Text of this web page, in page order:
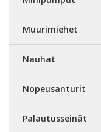
Muurimiehet
Nauhat
Nopeusanturit
Palautusseinät